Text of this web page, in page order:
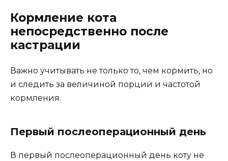
Кормление кота
непосредственно после
кастрации
Важно учитывать не только то, чем кормить, но
и следить за величиной порции и частотой
кормления.
Первый послеоперационный день
В первый послеоперационный день коту не